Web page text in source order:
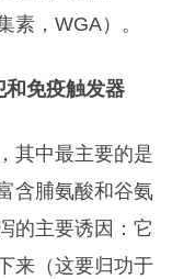
素，WGA）。
和免疫触发器
其中最主要的是
含脯氨酸和谷氨
的主要诱因：它
来（这要归功于